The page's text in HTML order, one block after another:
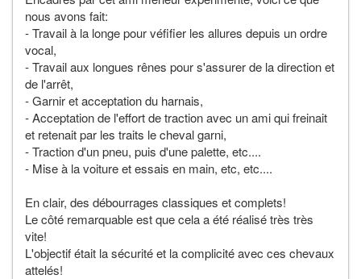
nous avons fait:
- Travail à la longe pour véfifier les allures depuis un ordre
vocal,
- Travail aux longues rênes pour s'assurer de la direction et
de l'arrêt,
- Garnir et acceptation du harnais,
- Acceptation de l'effort de traction avec un ami qui freinait
et retenait par les traits le cheval garni,
- Traction d'un pneu, puis d'une palette, etc....
- Mise à la voiture et essais en main, etc, etc....
En clair, des débourrages classiques et complets!
Le côté remarquable est que cela a été réalisé très très
vite!
L'objectif était la sécurité et la complicité avec ces chevaux
attelés!